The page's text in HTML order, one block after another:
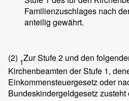
Familienzuschlages nach
anteilig gewährt.
(2) 1Zur Stufe 2 und den
Kirchenbeamten der Stufe 1,
Einkommensteuergesetz oder
Bundeskindergeldgesetz zusteht